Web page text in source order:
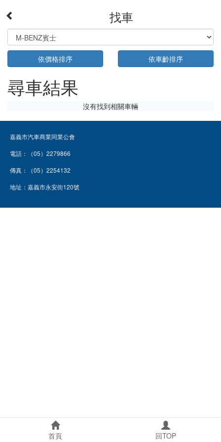
找車
依價格排序 依車齡排序
尋車結果
沒有找到相關車輛
嘉義市汽車商業同業公會
電話：（05）2279866
傳真：（05）2254132
地址：嘉義市永安街120號
首頁 回TOP